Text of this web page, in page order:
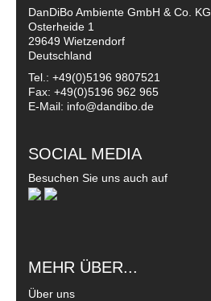
DanDiBo Ambiente GmbH & Co. KG
Osterheide 1
29649 Wietzendorf
Deutschland
Tel.: +49(0)5196 9807521
Fax: +49(0)5196 962 965
E-Mail: info@dandibo.de
SOCIAL MEDIA
Besuchen Sie uns auch auf
MEHR ÜBER...
Über uns